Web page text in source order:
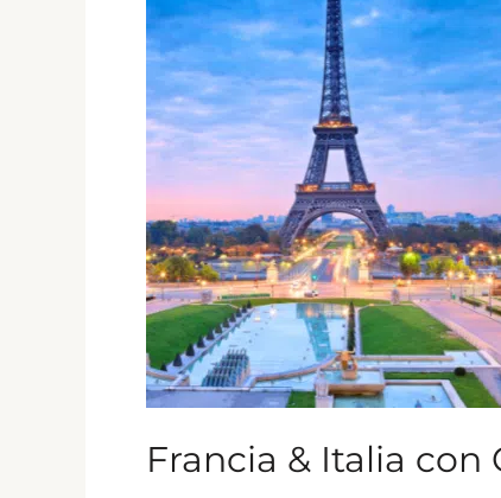
Francia & Italia con
con
Ginebra
Viaje
en
Mayo